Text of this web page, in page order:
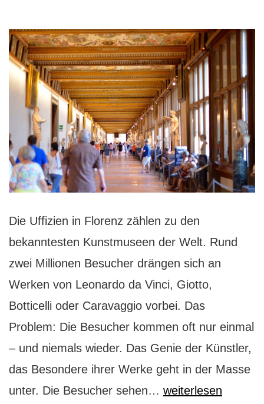
Die Uffizien in Florenz zählen zu den
bekanntesten Kunstmuseen der Welt. Rund
zwei Millionen Besucher drängen sich an
Werken von Leonardo da Vinci, Giotto,
Botticelli oder Caravaggio vorbei. Das
Problem: Die Besucher kommen oft nur einmal
– und niemals wieder. Das Genie der Künstler,
das Besondere ihrer Werke geht in der Masse
unter. Die Besucher sehen… Mission
weiterlesen